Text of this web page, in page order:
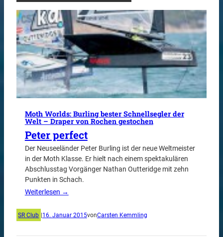
Moth Worlds: Burling bester Schnellsegler der
Welt – Draper von Rochen gestochen
Peter perfect
Der Neuseeländer Peter Burling ist der neue Weltmeister
in der Moth Klasse. Er hielt nach einem spektakulären
Abschlusstag Vorgänger Nathan Outteridge mit zehn
Punkten in Schach.
Weiterlesen →
SR Club |16. Januar 2015vonCarsten Kemmling